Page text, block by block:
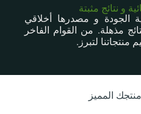
و نتائج مثبتة
الجودة و مصدرها أخلاقي
مذهلة. من القوام الفاخر
منتجاتنا لتبرز.
المميز